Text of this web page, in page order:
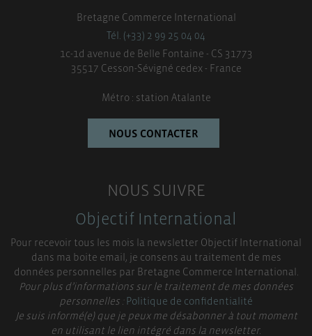
Bretagne Commerce International
Tél. (+33) 2 99 25 04 04
1c-1d avenue de Belle Fontaine - CS 31773
35517 Cesson-Sévigné cedex - France
Métro : station Atalante
NOUS CONTACTER
NOUS SUIVRE
Objectif International
Pour recevoir tous les mois la newsletter Objectif International
dans ma boite email, je consens au traitement de mes
données personnelles par Bretagne Commerce International.
Pour plus d’informations sur le traitement de mes données
personnelles :Politique de confidentialité
Je suis informé(e) que je peux me désabonner à tout moment
en utilisant le lien intégré dans la newsletter.